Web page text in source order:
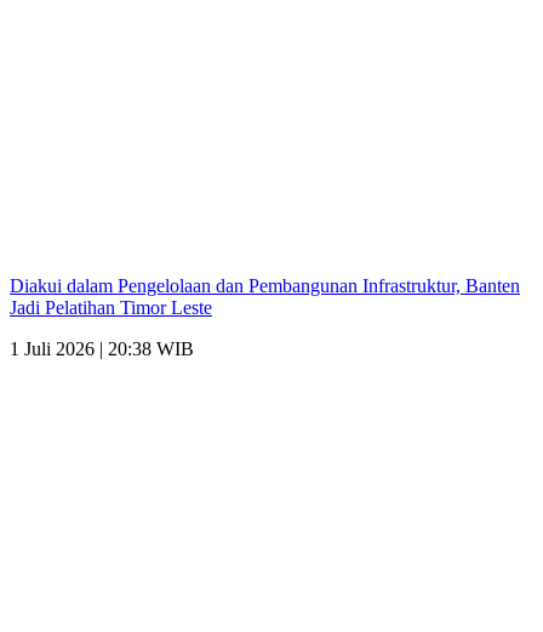
Diakui dalam Pengelolaan dan Pembangunan Infrastruktur, Banten
Jadi Pelatihan Timor Leste
1 Juli 2026 | 20:38 WIB